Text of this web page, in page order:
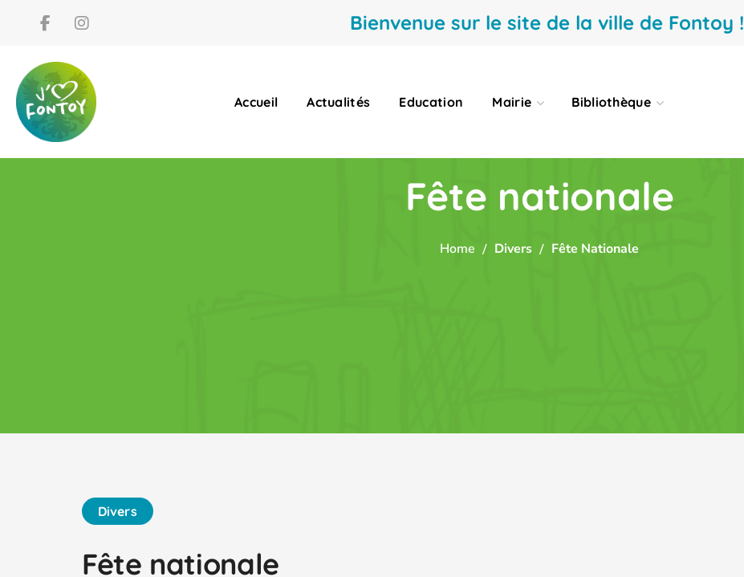
Bienvenue sur le site de la ville de Fontoy !
Accueil Actualités Education Mairie Bibliothèque
Fête nationale
Home Divers Fête Nationale
Divers
Fête nationale